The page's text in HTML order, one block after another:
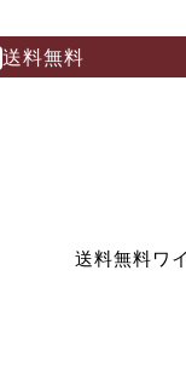
送料無料
送料無料ワ